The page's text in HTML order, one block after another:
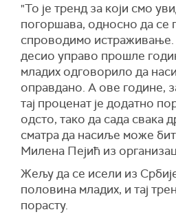
"То је тренд за који смо
погоршава, односно да се
спроводимо истраживање.
десио управо прошле
младих одговорило да
оправдано. А ове године,
тај проценат је додатно
одсто, тако да сада свака
сматра да насиље може
Милена Пејић из
Жељу да се исели из
половина младих, и тај
порасту.